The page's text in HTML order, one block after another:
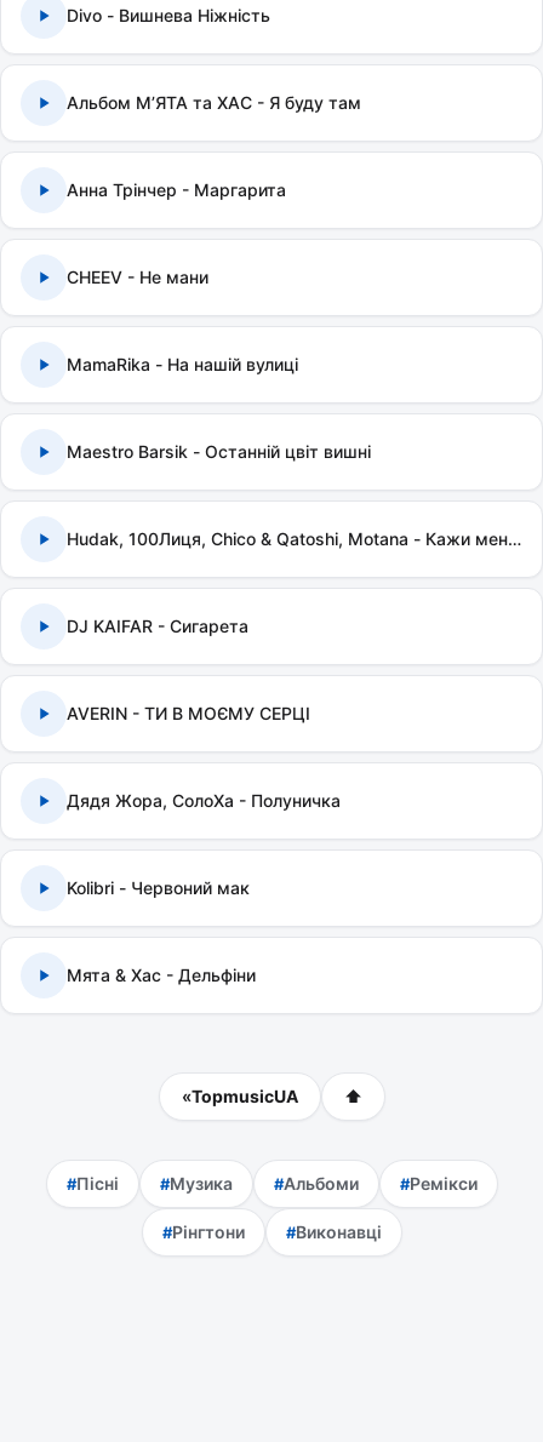
Divo - Вишнева Ніжність
Альбом МʼЯТА та ХАС - Я буду там
Анна Трінчер - Маргарита
CHEEV - Не мани
MamaRika - На нашій вулиці
Maestro Barsik - Останній цвіт вишні
Hudak, 100Лиця, Chico & Qatoshi, Motana - Кажи мені правду
DJ KAIFAR - Сигарета
AVERIN - ТИ В МОЄМУ СЕРЦІ
Дядя Жора, СолоХа - Полуничка
Kolibri - Червоний мак
Мята & Хас - Дельфіни
«TopmusicUA ⬆
Пісні Музика Альбоми Ремікси
Рінгтони Виконавці